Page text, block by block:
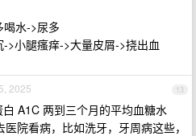
水->尿多
>小腿瘙痒->大量皮屑->挠出血
13
2025
A1C 两到三个月的平均血糖水
院看病，比如洗牙，牙周病这些，